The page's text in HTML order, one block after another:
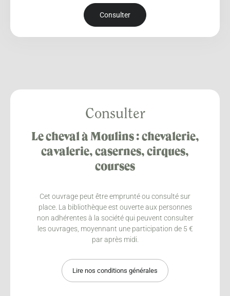
Consulter
Consulter
Le cheval à Moulins : chevalerie,
cavalerie, casernes, cirques,
courses
Cet ouvrage peut être emprunté ou consulté sur
place. La bibliothèque est ouverte aux personnes
non adhérentes à la société qui peuvent consulter
les ouvrages, moyennant une participation de 5 €
par après midi.
Lire nos conditions générales